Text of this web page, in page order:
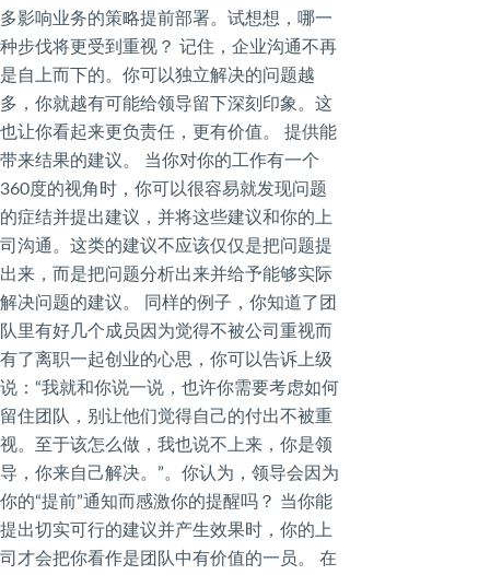
多影响业务的策略提前部署。试想想，哪一
种步伐将更受到重视？ 记住，企业沟通不再
是自上而下的。你可以独立解决的问题越
多，你就越有可能给领导留下深刻印象。这
也让你看起来更负责任，更有价值。 提供能
带来结果的建议。 当你对你的工作有一个
360度的视角时，你可以很容易就发现问题
的症结并提出建议，并将这些建议和你的上
司沟通。这类的建议不应该仅仅是把问题提
出来，而是把问题分析出来并给予能够实际
解决问题的建议。 同样的例子，你知道了团
队里有好几个成员因为觉得不被公司重视而
有了离职一起创业的心思，你可以告诉上级
说：“我就和你说一说，也许你需要考虑如何
留住团队，别让他们觉得自己的付出不被重
视。至于该怎么做，我也说不上来，你是领
导，你来自己解决。”。你认为，领导会因为
你的“提前”通知而感激你的提醒吗？ 当你能
提出切实可行的建议并产生效果时，你的上
司才会把你看作是团队中有价值的一员。 在